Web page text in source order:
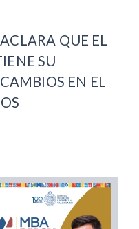
QUE EL
SU
EN EL